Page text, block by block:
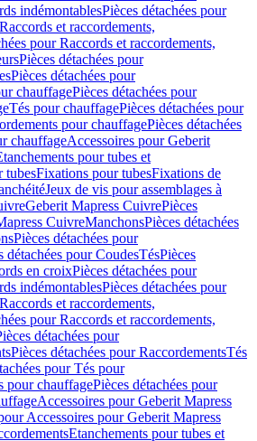
indémontablesPièces détachées pour
Raccords et raccordements,
pour Raccords et raccordements,
Pièces détachées pour
Pièces détachées pour
chauffagePièces détachées pour
Tés pour chauffagePièces détachées pour
pour chauffagePièces détachées
chauffageAccessoires pour Geberit
pour tubes et
tubesFixations pour tubesFixations de
Jeux de vis pour assemblages à
Geberit Mapress CuivrePièces
CuivreManchonsPièces détachées
Pièces détachées pour
détachées pour CoudesTésPièces
en croixPièces détachées pour
indémontablesPièces détachées pour
Raccords et raccordements,
pour Raccords et raccordements,
détachées pour
Pièces détachées pour RaccordementsTés
pour Tés pour
pour chauffagePièces détachées pour
Accessoires pour Geberit Mapress
Accessoires pour Geberit Mapress
Etanchements pour tubes et